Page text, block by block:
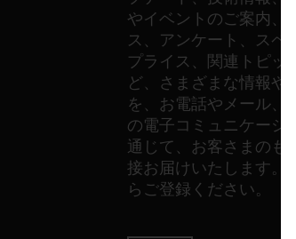
やイベントのご案内、
ス、アンケート、スペ
プライス、関連トピッ
ど、さまざまな情報や
を、お電話やメール、
の電子コミュニケーシ
通じて、お客さまのも
接お届けいたします。
らご登録ください。